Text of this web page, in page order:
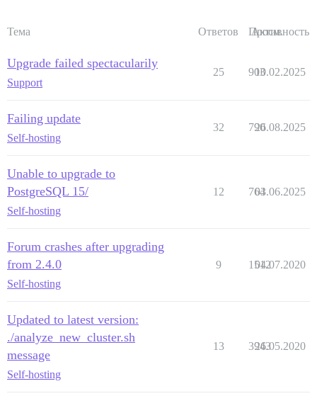
Тема Ответов Просм.
Активность
Upgrade failed spectacularily
Support
25 903
10.02.2025
Failing update
Self-hosting
32 790
26.08.2025
Unable to upgrade to
PostgreSQL 15/
Self-hosting
12 764
03.06.2025
Forum crashes after upgrading
from 2.4.0
Self-hosting
9 1512
04.07.2020
Updated to latest version:
./analyze_new_cluster.sh
message
Self-hosting
13 3943
26.05.2020